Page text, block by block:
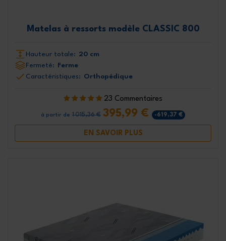
Matelas à ressorts modèle CLASSIC 800
Hauteur totale: 20 cm
Fermeté:
Ferme
Caractéristiques: Orthopédique
23 Commentaires
à partir de 1 015,36 € 395,99 € -619,37 €
EN SAVOIR PLUS